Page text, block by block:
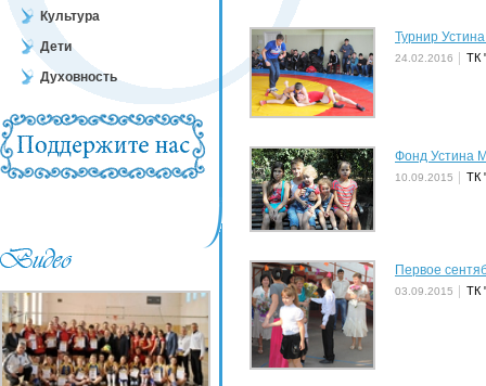
Культура
Дети
Духовность
Турнир
24.02.2016 ТК
Фонд Устина
10.09.2015 ТК
Первое
03.09.2015 ТК